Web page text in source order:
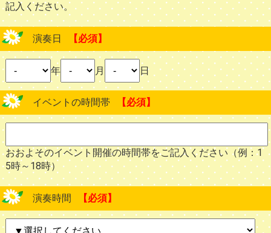
記入ください。
演奏日 【必須】
年 月 日
イベントの時間帯 【必須】
おおよそのイベント開催の時間帯をご記入ください（例：1
5時～18時）
演奏時間 【必須】